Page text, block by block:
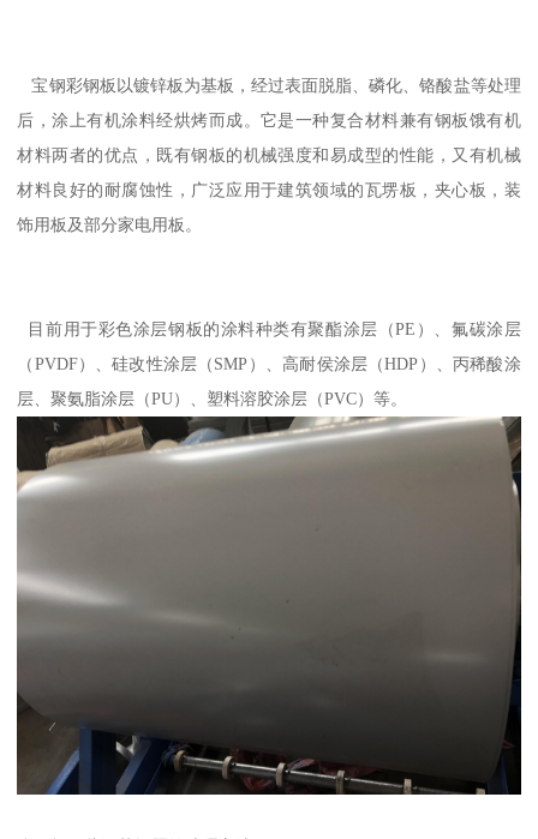
宝钢彩钢板以镀锌板为基板，经过表面脱脂、磷化、铬酸盐等处理
后，涂上有机涂料经烘烤而成。它是一种复合材料兼有钢板饿有机
材料两者的优点，既有钢板的机械强度和易成型的性能，又有机械
材料良好的耐腐蚀性，广泛应用于建筑领域的瓦塄板，夹心板，装
饰用板及部分家电用板。
目前用于彩色涂层钢板的涂料种类有聚酯涂层（PE）、氟碳涂层
（PVDF）、硅改性涂层（SMP）、高耐侯涂层（HDP）、丙稀酸涂
层、聚氨脂涂层（PU）、塑料溶胶涂层（PVC）等。